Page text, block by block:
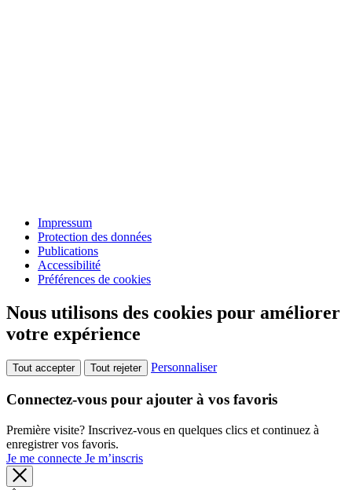
Impressum
Protection des données
Publications
Accessibilité
Préférences de cookies
Nous utilisons des cookies pour améliorer
votre expérience
Tout accepter Tout rejeter Personnaliser
Connectez-vous pour ajouter à vos favoris
Première visite? Inscrivez-vous en quelques clics et continuez à
enregistrer vos favoris.
Je me connecte Je m’inscris